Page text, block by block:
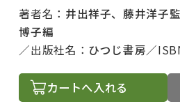
著者名： 井出祥子、藤井洋子
博子編
出版社名： ひつじ書房
カートへ入れる